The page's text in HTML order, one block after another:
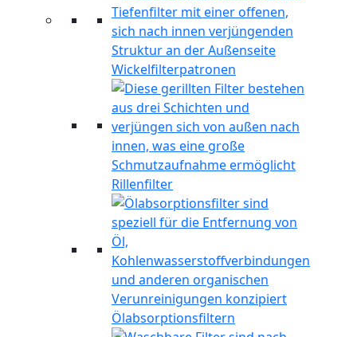
Wickelfilterpatronen
Rillenfilter
Ölabsorptionsfiltern